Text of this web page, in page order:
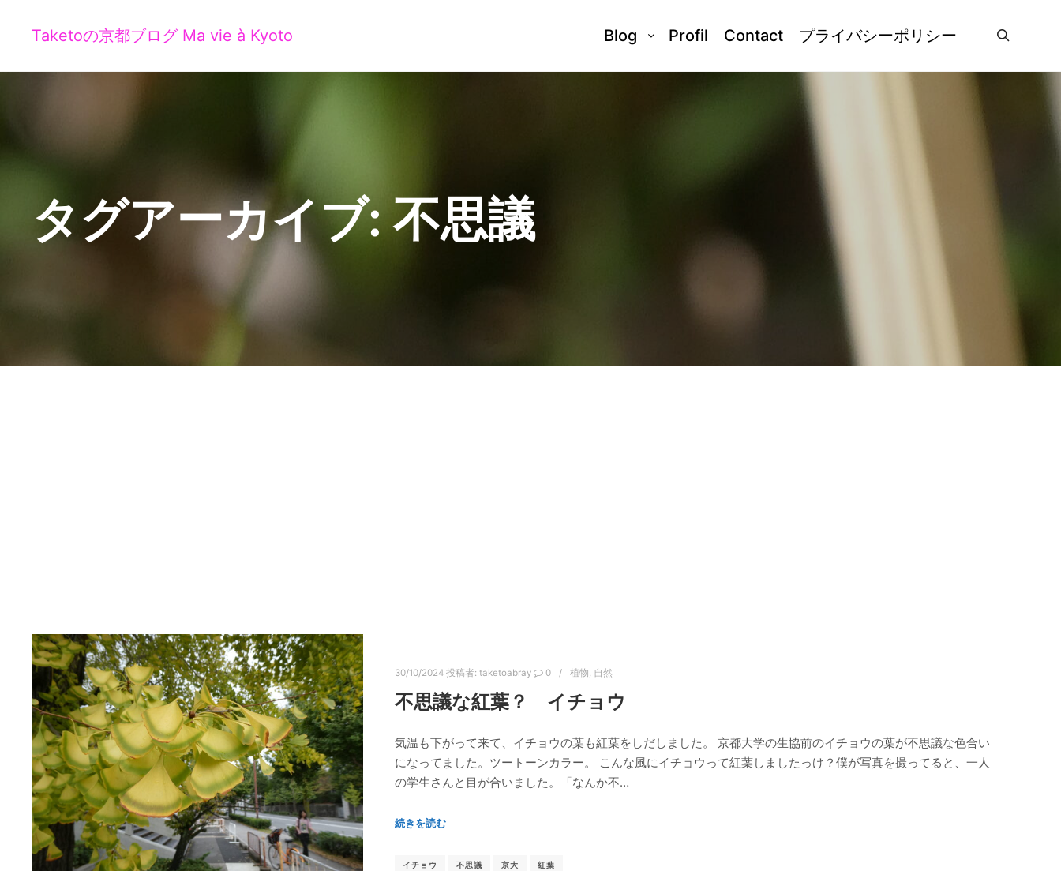
Taketoの京都ブログ Ma vie à Kyoto Blog Profil Contact プライバシーポリシー
タグアーカイブ:不思議
30/10/2024 投稿者: taketoabray 0 植物, 自然
不思議な紅葉？ イチョウ
気温も下がって来て、イチョウの葉も紅葉をしだしました。 京都大学の生協前のイチョウの葉が不思議な色合い
になってました。ツートーンカラー。 こんな風にイチョウって紅葉しましたっけ？僕が写真を撮ってると、一人
の学生さんと目が合いました。「なんか不…
続きを読む
イチョウ 不思議 京大 紅葉